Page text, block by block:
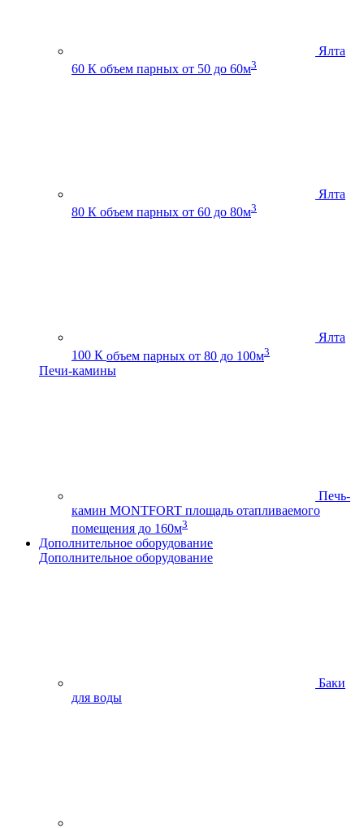
Ялта
60 К объем парных от 50 до 60м3
Ялта
80 К объем парных от 60 до 80м3
Ялта
100 К объем парных от 80 до 100м3
Печи-камины
Печь-
камин MONTFORT площадь отапливаемого
помещения до 160м3
Дополнительное оборудование
Дополнительное оборудование
Баки
для воды